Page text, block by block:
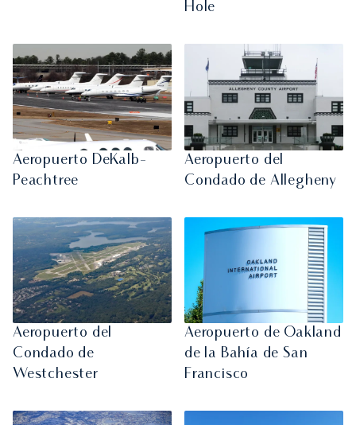
Hole
Aeropuerto DeKalb-
Peachtree
Aeropuerto del
Condado de Allegheny
Aeropuerto del
Condado de
Westchester
Aeropuerto de Oakland
de la Bahía de San
Francisco